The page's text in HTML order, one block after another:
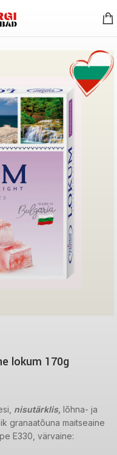
lokum 170g
nisutärklis, lõhna- ja
granaatõuna maitseaine
E330, värvaine: